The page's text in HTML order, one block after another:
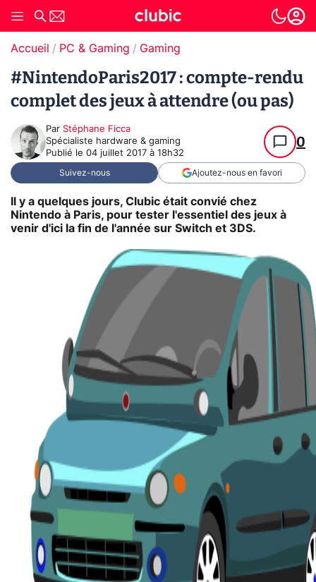
Accueil PC & Gaming Gaming
#NintendoParis2017 : compte-rendu
complet des jeux à attendre (ou pas)
Par Stéphane Ficca
Spécialiste hardware & gaming
Publié le 04 juillet 2017 à 18h32
0
Suivez-nous Ajoutez-nous en favori
Il y a quelques jours, Clubic était convié chez
Nintendo à Paris, pour tester l'essentiel des jeux à
venir d'ici la fin de l'année sur Switch et 3DS.